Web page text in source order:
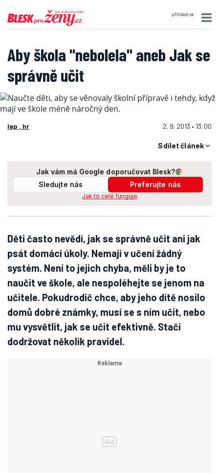
přihlásit se
Aby škola "nebolela" aneb Jak se
správně učit
lap , hr 2. 9. 2013 • 13:00
Sdílet článek
Jak vám má Google doporučovat Blesk?
Sledujte nás
Preferujte nás
Jak to celé funguje
Děti často nevědí, jak se správně učit ani jak
psát domácí úkoly. Nemají v učení žádný
systém. Není to jejich chyba, měli by je to
naučit ve škole, ale nespoléhejte se jenom na
učitele. Pokudrodič chce, aby jeho dítě nosilo
domů dobré známky, musí se s ním učit, nebo
mu vysvětlit, jak se učit efektivně. Stačí
dodržovat několik pravidel.